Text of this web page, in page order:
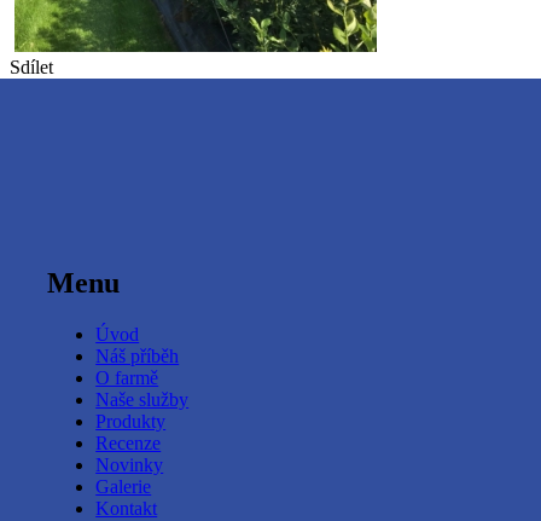
Sdílet
Menu
Úvod
Náš příběh
O farmě
Naše služby
Produkty
Recenze
Novinky
Galerie
Kontakt